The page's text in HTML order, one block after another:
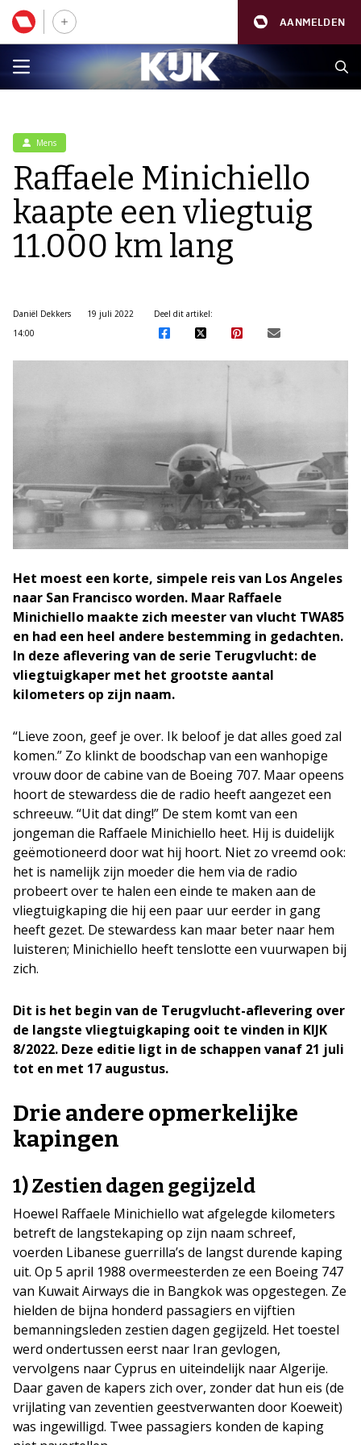
AANMELDEN
Mens
Raffaele Minichiello
kaapte een vliegtuig
11.000 km lang
Daniël Dekkers
19 juli 2022
14:00
Deel dit artikel:
Het moest een korte, simpele reis van Los Angeles
naar San Francisco worden. Maar Raffaele
Minichiello maakte zich meester van vlucht TWA85
en had een heel andere bestemming in gedachten.
In deze aflevering van de serie Terugvlucht: de
vliegtuigkaper met het grootste aantal
kilometers op zijn naam.
“Lieve zoon, geef je over. Ik beloof je dat alles goed zal
komen.” Zo klinkt de boodschap van een wanhopige
vrouw door de cabine van de Boeing 707. Maar opeens
hoort de stewardess die de radio heeft aangezet een
schreeuw. “Uit dat ding!” De stem komt van een
jongeman die Raffaele Minichiello heet. Hij is duidelijk
geëmotioneerd door wat hij hoort. Niet zo vreemd ook:
het is namelijk zijn moeder die hem via de radio
probeert over te halen een einde te maken aan de
vliegtuigkaping die hij een paar uur eerder in gang
heeft gezet. De stewardess kan maar beter naar hem
luisteren; Minichiello heeft tenslotte een vuurwapen bij
zich.
Dit is het begin van de Terugvlucht-aflevering over
de langste vliegtuigkaping ooit te vinden in KIJK
8/2022. Deze editie ligt in de schappen vanaf 21 juli
tot en met 17 augustus.
Drie andere opmerkelijke
kapingen
1) Zestien dagen gegijzeld
Hoewel Raffaele Minichiello wat afgelegde kilometers
betreft de langstekaping op zijn naam schreef,
voerden Libanese guerrilla’s de langst durende kaping
uit. Op 5 april 1988 overmeesterden ze een Boeing 747
van Kuwait Airways die in Bangkok was opgestegen. Ze
hielden de bijna honderd passagiers en vijftien
bemanningsleden zestien dagen gegijzeld. Het toestel
werd ondertussen eerst naar Iran gevlogen,
vervolgens naar Cyprus en uiteindelijk naar Algerije.
Daar gaven de kapers zich over, zonder dat hun eis (de
vrijlating van zeventien geestverwanten door Koeweit)
was ingewilligd. Twee passagiers konden de kaping